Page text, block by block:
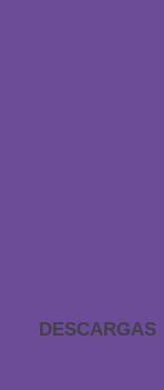
DESCARGAS